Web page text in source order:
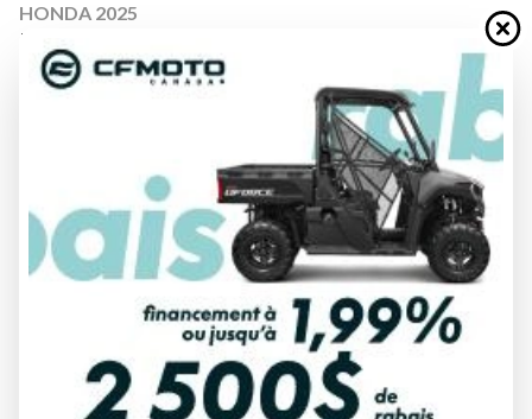
HONDA 2025
BF200 200DLRA
À partir de
CALCULATRICE DE PAIEMENT